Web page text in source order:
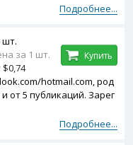
Подробнее...
hotmail.com, род
от 5 публикаций. Зарег
Подробнее...
шт.
за 1 шт.
$0,74
Купить